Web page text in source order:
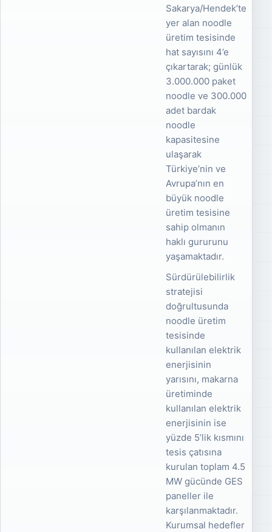
Sakarya/Hendek’te
yer alan noodle
üretim tesisinde
hat sayısını 4’e
çıkartarak; günlük
3.000.000 paket
noodle ve 300.000
adet bardak
noodle
kapasitesine
ulaşarak
Türkiye’nin ve
Avrupa’nın en
büyük noodle
üretim tesisine
sahip olmanın
haklı gururunu
yaşamaktadır.
Sürdürülebilirlik
stratejisi
doğrultusunda
noodle üretim
tesisinde
kullanılan elektrik
enerjisinin
yarısını, makarna
üretiminde
kullanılan elektrik
enerjisinin ise
yüzde 5’lik kısmını
tesis çatısına
kurulan toplam 4.5
MW gücünde GES
paneller ile
karşılanmaktadır.
Kurumsal hedefler